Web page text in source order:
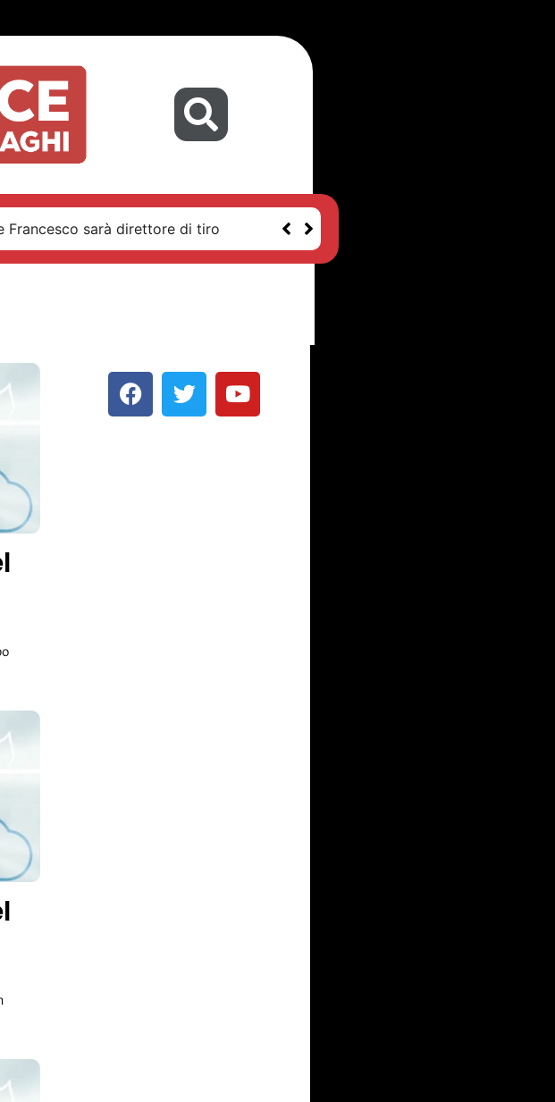
Francesco sarà direttore di tiro